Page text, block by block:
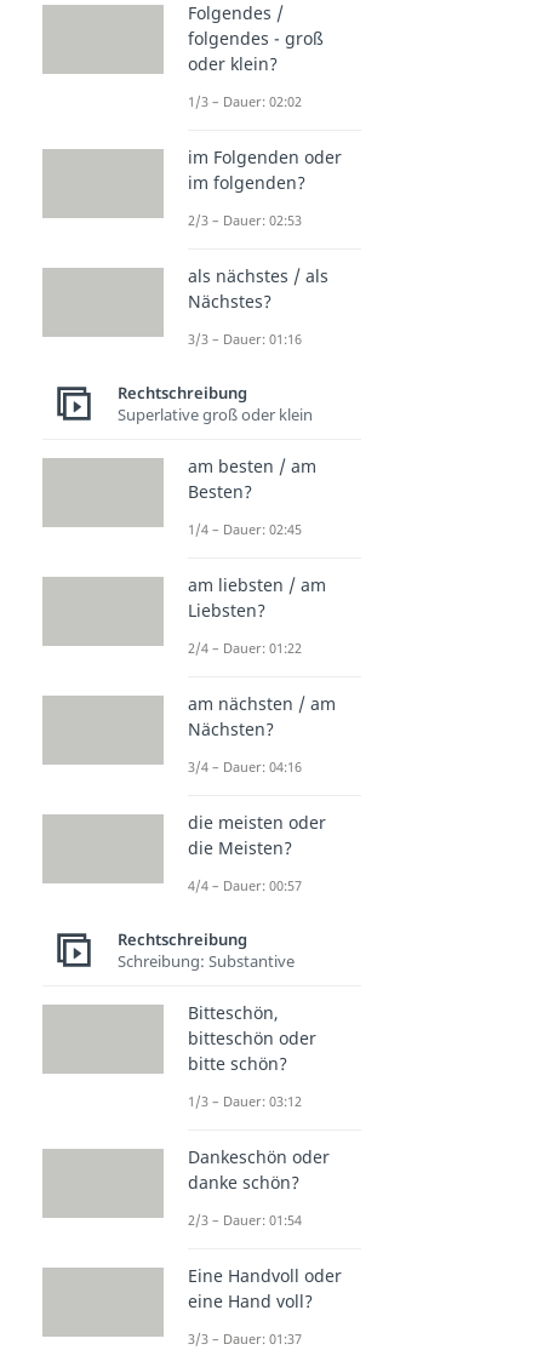
Folgendes /
folgendes - groß
oder klein?
1/3 – Dauer: 02:02
im Folgenden oder
im folgenden?
2/3 – Dauer: 02:53
als nächstes / als
Nächstes?
3/3 – Dauer: 01:16
Rechtschreibung
Superlative groß oder klein
am besten / am
Besten?
1/4 – Dauer: 02:45
am liebsten / am
Liebsten?
2/4 – Dauer: 01:22
am nächsten / am
Nächsten?
3/4 – Dauer: 04:16
die meisten oder
die Meisten?
4/4 – Dauer: 00:57
Rechtschreibung
Schreibung: Substantive
Bitteschön,
bitteschön oder
bitte schön?
1/3 – Dauer: 03:12
Dankeschön oder
danke schön?
2/3 – Dauer: 01:54
Eine Handvoll oder
eine Hand voll?
3/3 – Dauer: 01:37